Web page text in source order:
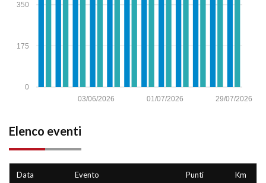
0
175
350
29/07/2026
01/07/2026
03/06/2026
Elenco eventi
Data Evento Punti Km